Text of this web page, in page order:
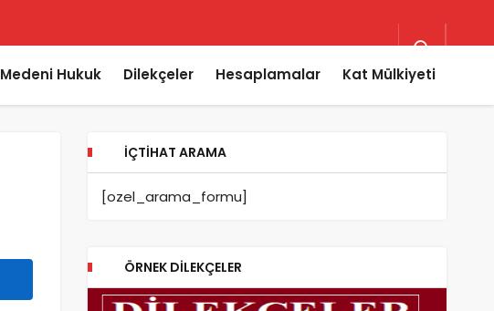
Medeni Hukuk Dilekçeler Hesaplamalar Kat Mülkiyeti
İÇTIHAT ARAMA
[ozel_arama_formu]
ÖRNEK DILEKÇELER